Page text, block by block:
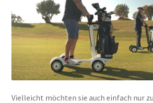
Vielleicht möchten sie auch einfach nur